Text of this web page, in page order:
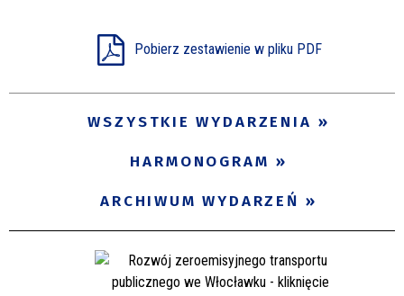
Pobierz zestawienie w pliku PDF
WSZYSTKIE WYDARZENIA
HARMONOGRAM
ARCHIWUM WYDARZEŃ